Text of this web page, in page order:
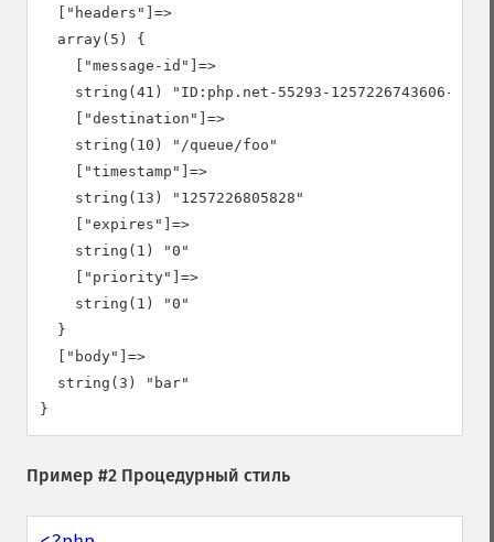
  ["headers"]=>
  array(5) {
    ["message-id"]=>
string(41) "ID:php.net-55293-1257226743606-
    ["destination"]=>
    string(10) "/queue/foo"
    ["timestamp"]=>
    string(13) "1257226805828"
    ["expires"]=>
    string(1) "0"
    ["priority"]=>
    string(1) "0"
  }
  ["body"]=>
  string(3) "bar"
Пример #2 Процедурный стиль